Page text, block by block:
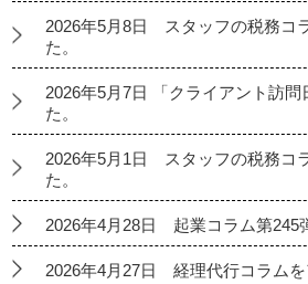
2026年5月8日 スタッフの税務コ
た。
2026年5月7日 「クライアント訪
た。
2026年5月1日 スタッフの税務コ
た。
2026年4月28日 起業コラム第245
2026年4月27日 経理代行コラムを